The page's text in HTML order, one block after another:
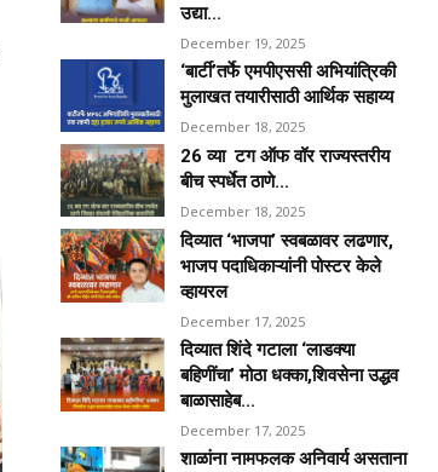
उद्या...
December 19, 2025
‘बार्टी’तर्फे एमपीएससी अभियांत्रिकी
मुलाखत तयारीसाठी आर्थिक सहाय्य
December 18, 2025
26 व्या टग ऑफ वॉर राज्यस्तरीय
बीच स्पर्धेत ठाणे...
December 18, 2025
दिव्यात ‘भाजपा’ स्वबळावर लढणार,
भाजप पदाधिकाऱ्यांनी पोस्टर केले
व्हायरल
December 17, 2025
दिव्यात शिंदे गटाला ‘लाडक्या
बहिणींचा’ मोठा धक्का,शिवसेना उद्धव
बाळासाहेब...
December 17, 2025
शाळांना नामफलक अनिवार्य असताना